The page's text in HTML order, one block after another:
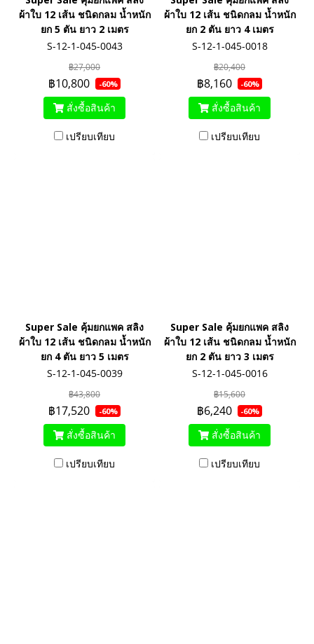
ผ้าใบ 12 เส้น ชนิดกลม น้ำหนัก
ยก 5 ตัน ยาว 2 เมตร
S-12-1-045-0043
฿27,000
฿10,800 -60%
สั่งซื้อสินค้า
เปรียบเทียบ
ผ้าใบ 12 เส้น ชนิดกลม น้ำหนัก
ยก 2 ตัน ยาว 4 เมตร
S-12-1-045-0018
฿20,400
฿8,160 -60%
สั่งซื้อสินค้า
เปรียบเทียบ
Super Sale คุ้มยกแพค สลิง
ผ้าใบ 12 เส้น ชนิดกลม น้ำหนัก
ยก 4 ตัน ยาว 5 เมตร
S-12-1-045-0039
฿43,800
฿17,520 -60%
สั่งซื้อสินค้า
เปรียบเทียบ
Super Sale คุ้มยกแพค สลิง
ผ้าใบ 12 เส้น ชนิดกลม น้ำหนัก
ยก 2 ตัน ยาว 3 เมตร
S-12-1-045-0016
฿15,600
฿6,240 -60%
สั่งซื้อสินค้า
เปรียบเทียบ